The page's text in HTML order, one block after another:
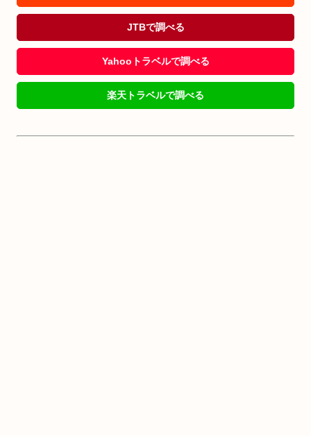
JTBで調べる
Yahooトラベルで調べる
楽天トラベルで調べる